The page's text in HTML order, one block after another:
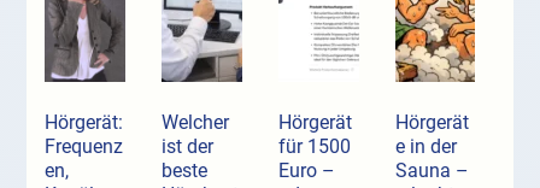
Hörgerät:
Frequenz
en,
Welcher
ist der
beste
Hörgerät
für 1500
Euro –
Hörgerät
e in der
Sauna –